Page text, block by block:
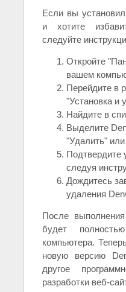
Если вы
и хотите
следуйте
Откройте
вашем
Перейдите в
"Установка и
Найдите в
Выделите
"Удалить"
Подтвердите
следуя
Дождитесь
удаления
После
будет
компьютера.
новую версию
другое
разработки веб-